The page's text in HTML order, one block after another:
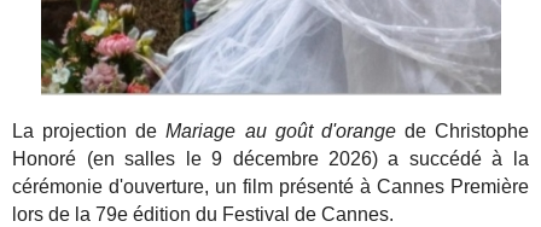
La projection deMariage au goût d'orangede Christophe
Honoré (en salles le 9 décembre 2026) a succédé à la
cérémonie d'ouverture, un film présenté à Cannes Première
lors de la 79e édition du Festival de Cannes.